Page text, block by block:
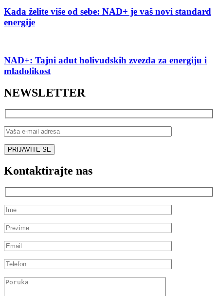
Kada želite više od sebe: NAD+ je vaš novi standard
energije
NAD+: Tajni adut holivudskih zvezda za energiju i
mladolikost
NEWSLETTER
Kontaktirajte nas